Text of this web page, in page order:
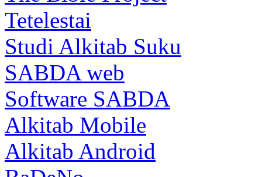
Tetelestai
Studi Alkitab Suku
SABDA web
Software SABDA
Alkitab Mobile
Alkitab Android